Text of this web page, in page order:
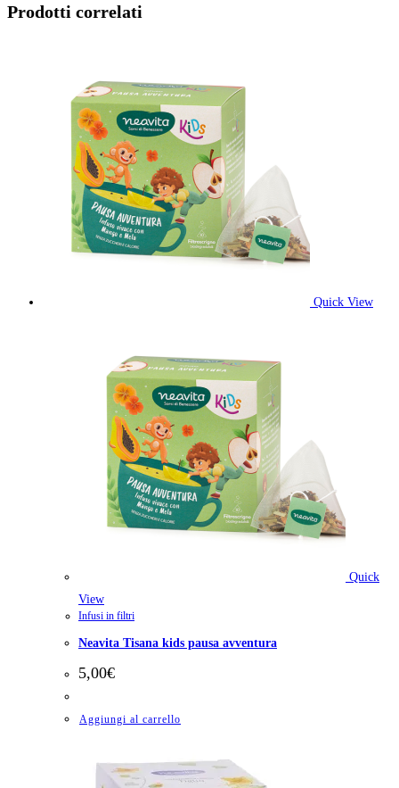
Prodotti correlati
Quick View
Quick
View
Infusi in filtri
Neavita Tisana kids pausa avventura
5,00€
Aggiungi al carrello